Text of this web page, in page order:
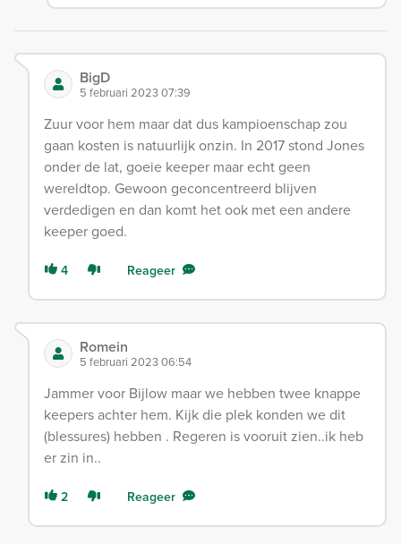
BigD
5 februari 2023 07:39
Zuur voor hem maar dat dus kampioenschap zou
gaan kosten is natuurlijk onzin. In 2017 stond Jones
onder de lat, goeie keeper maar echt geen
wereldtop. Gewoon geconcentreerd blijven
verdedigen en dan komt het ook met een andere
keeper goed.
4 Reageer
Romein
5 februari 2023 06:54
Jammer voor Bijlow maar we hebben twee knappe
keepers achter hem. Kijk die plek konden we dit
(blessures) hebben . Regeren is vooruit zien..ik heb
er zin in..
2 Reageer